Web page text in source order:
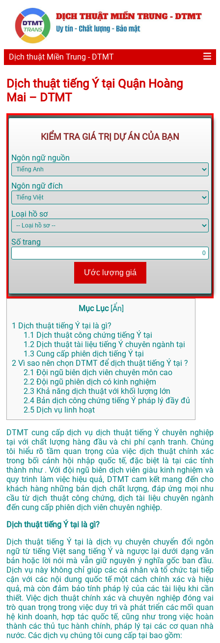
Dịch thuật Miền Trung - DTMT
Dịch thuật tiếng Ý tại Quận Hoàng
Mai – DTMT
KIỂM TRA GIÁ TRỊ DỰ ÁN CỦA BẠN
Ngôn ngữ nguồn
Ngôn ngữ đích
Loại hồ sơ
Số trang
Ước lượng giá
Mục Lục [Ẩn]
1 Dịch thuật tiếng Ý tại là gì?
1.1 Dịch thuật công chứng tiếng Ý tại
1.2 Dịch thuật tài liệu tiếng Ý chuyên ngành tại
1.3 Cung cấp phiên dịch tiếng Ý tại
2 Vì sao nên chọn DTMT để dịch thuật tiếng Ý tại ?
2.1 Đội ngũ biên dịch viên chuyên môn cao
2.2 Đội ngũ phiên dịch có kinh nghiệm
2.3 Khả năng dịch thuật với khối lượng lớn
2.4 Bản dịch công chứng tiếng Ý pháp lý đầy đủ
2.5 Dịch vụ linh hoạt
DTMT cung cấp dịch vụ dịch thuật tiếng Ý chuyên nghiệp
tại với chất lượng hàng đầu và chi phí cạnh tranh. Chúng
tôi hiểu rõ tầm quan trọng của việc dịch thuật chính xác
trong bối cảnh hội nhập quốc tế, đặc biệt là tại các tỉnh
thành như . Với đội ngũ biên dịch viên giàu kinh nghiệm và
quy trình làm việc hiệu quả, DTMT cam kết mang đến cho
khách hàng những bản dịch chất lượng, đáp ứng mọi nhu
cầu từ dịch thuật công chứng, dịch tài liệu chuyên ngành
đến cung cấp phiên dịch viên chuyên nghiệp.
Dịch thuật tiếng Ý tại là gì?
Dịch thuật tiếng Ý tại là dịch vụ chuyên chuyển đổi ngôn
ngữ từ tiếng Việt sang tiếng Ý và ngược lại dưới dạng văn
bản hoặc lời nói mà vẫn giữ nguyên ý nghĩa gốc ban đầu.
Dịch vụ này không chỉ giúp các cá nhân và tổ chức tại tiếp
cận với các nội dung quốc tế một cách chính xác và hiệu
quả, mà còn đảm bảo tính pháp lý của các tài liệu khi cần
thiết. Việc dịch thuật chính xác và chuyên nghiệp đóng vai
trò quan trọng trong việc duy trì và phát triển các mối quan
hệ kinh doanh, hợp tác quốc tế, cũng như trong việc hoàn
thành các thủ tục hành chính, pháp lý tại các cơ quan nhà
nước. Các dịch vụ chúng tôi cung cấp tại bao gồm: